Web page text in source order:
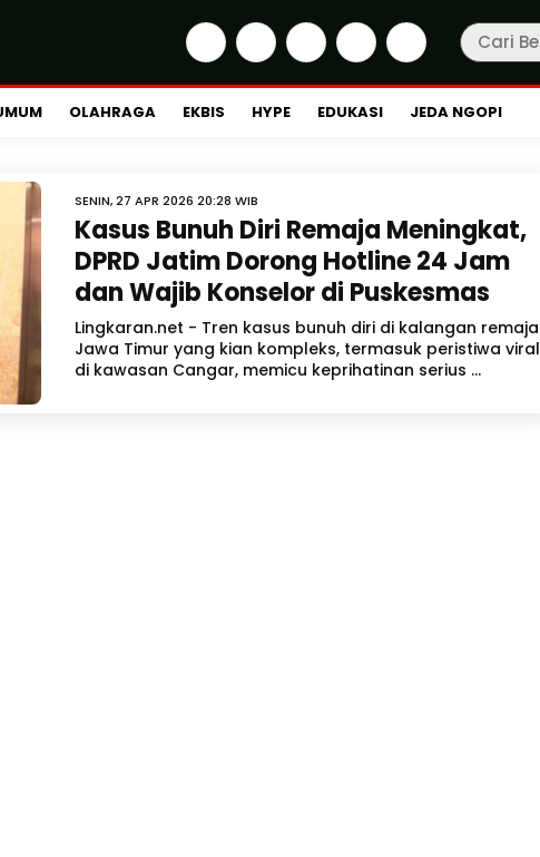
OLAHRAGA EKBIS HYPE EDUKASI JEDA NGOPI
SENIN, 27 APR 2026 20:28 WIB
Kasus Bunuh Diri Remaja Meningkat,
DPRD Jatim Dorong Hotline 24 Jam
dan Wajib Konselor di Puskesmas
Lingkaran.net - Tren kasus bunuh diri di kalangan remaja
Jawa Timur yang kian kompleks, termasuk peristiwa viral
di kawasan Cangar, memicu keprihatinan serius ...